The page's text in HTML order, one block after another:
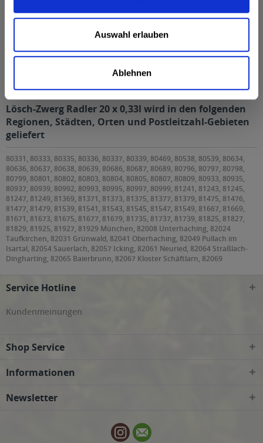
Auswahl erlauben
Ablehnen
Lösch-Zwerg Radler 20 x 0,33l
Lösch-Zwerg Radler 20 x 0,33l wird in den folgenden
Regionen, Städten, Orten und Postleitzahl-Gebieten
geliefert
80331, 80333, 80335, 80336, 80337, 80339, 80469, 80538, 80539, 80634,
80636, 80637, 80638, 80639, 80686, 80687, 80689, 80796, 80797, 80798,
80799, 80801, 80802, 80803, 80804, 80805, 80807, 80809, 80933, 80935,
80937, 80939, 80992, 80993, 80995, 80997, 80999, 81241, 81243, 81245,
81247, 81249, 81369, 81371, 81373, 81375, 81377, 81379, 81475, 81476,
81477, 81479, 81539, 81541, 81543, 81545, 81547, 81549, 81667, 81669,
81671, 81673, 81675, 81677, 81679, 81735, 81737, 81739, 81825, 81827,
81829, 81925, 81927, 81929 München, 82008 Unterhaching, 82024
Taufkirchen, 82031 Grünwald, 82041 Oberhaching, 82049 Pullach im
Isartal, 82054 Sauerlach, 82057 Icking, 82061 Neuried, 82064 Straßlach-
Dingharting, 82065 Baierbrunn, 82067 Kloster Schäftlarn, 82069
82205 Gilching, 82234 Weßling, 82319 Starnberg, 82327 Tutzing, 82335
82377 Penzberg, 82515 Wolfratshausen, 82538 Geretsried, 82541
Münsing, 82544 Egling, 82547 Eurasburg, 82549 Königsdorf, 83022, 83024,
Tuntenhausen, 83109 Großkarolinenfeld, 83550 Emmering, 83553
Vogtareuth, 83607 Holzkirchen, 83620 Feldkirchen-Westerham, 83623
Dietramszell, 83624 Otterfing, 83626 Valley, 83627 Warngau, 83629
am Tegernsee, 83714 Miesbach, 83737 Irschenberg, 85221 Dachau, 85232
Erding, 85445 Oberding, 85452 Moosinning, 85457 Wörth, 85464 Finsing,
85467 Neuching, 85521 Ottobrunn, 85540 Haar, 85551 Kirchheim bei
Service Hotline
Kundenmeinungen
Shop Service
Informationen
Newsletter